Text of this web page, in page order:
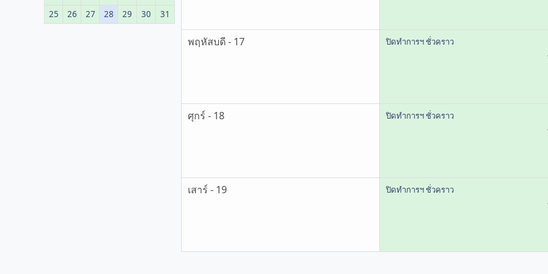
25
26 27 28 29 30 31
พฤหัสบดี - 17
ปิดทำการฯ ชั่วคราว
ศุกร์ - 18
ปิดทำการฯ ชั่วคราว
เสาร์ - 19
ปิดทำการฯ ชั่วคราว